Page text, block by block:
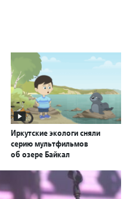
Иркутские экологи сняли
серию мультфильмов
об озере Байкал